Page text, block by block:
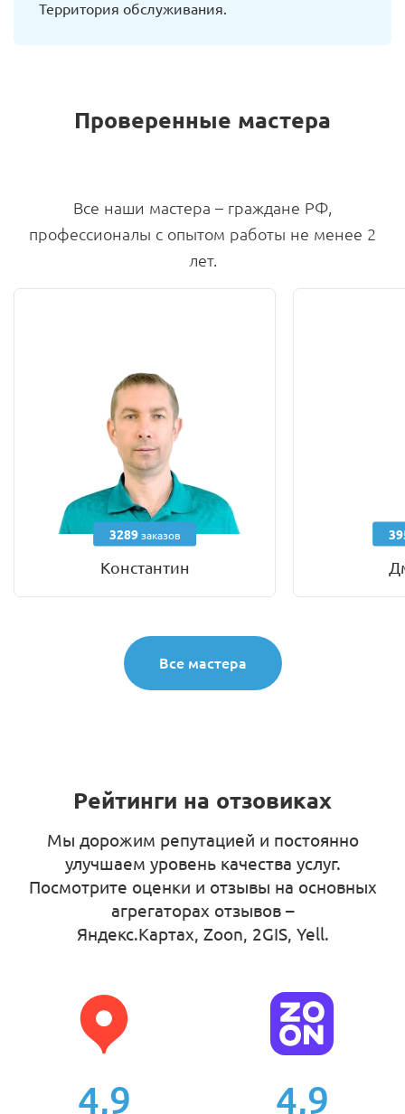
Территория обслуживания.
Проверенные мастера
Все наши мастера – граждане РФ,
профессионалы с опытом работы не менее 2
лет.
3289заказов
Константин
Все мастера
Рейтинги на отзовиках
Мы дорожим репутацией и постоянно
улучшаем уровень качества услуг.
Посмотрите оценки и отзывы на основных
агрегаторах отзывов –
Яндекс.Картах, Zoon, 2GIS, Yell.
4,9 4,9